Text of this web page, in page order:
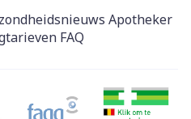
Apotheker
FAQ